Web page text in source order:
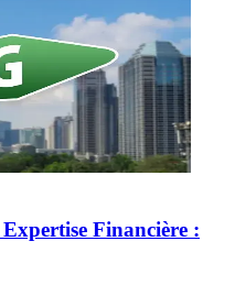
Financière :